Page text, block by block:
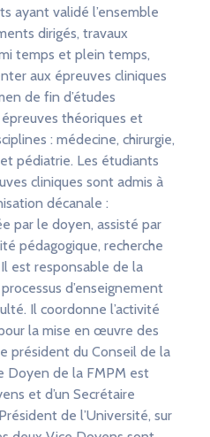
ayant validé l’ensemble
dirigés, travaux
temps et plein temps,
aux épreuves cliniques
de fin d’études
théoriques et
: médecine, chirurgie,
pédiatrie. Les étudiants
cliniques sont admis à
décanale :
par le doyen, assisté par
pédagogique, recherche
est responsable de la
d’enseignement
Il coordonne l’activité
la mise en œuvre des
président du Conseil de la
Doyen de la FMPM est
et d’un Secrétaire
de l’Université, sur